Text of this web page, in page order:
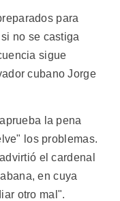
para
no se castiga
sigue
cubano Jorge
la pena
los problemas.
el cardenal
en cuya
otro mal".